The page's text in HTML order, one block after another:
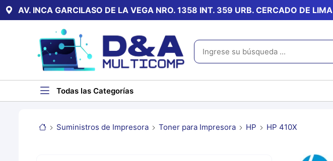
AV. INCA GARCILASO DE LA VEGA NRO. 1358 INT. 359 URB. CERCADO DE LIMA
Todas las Categorías
Suministros de Impresora Toner para Impresora HP HP 410X